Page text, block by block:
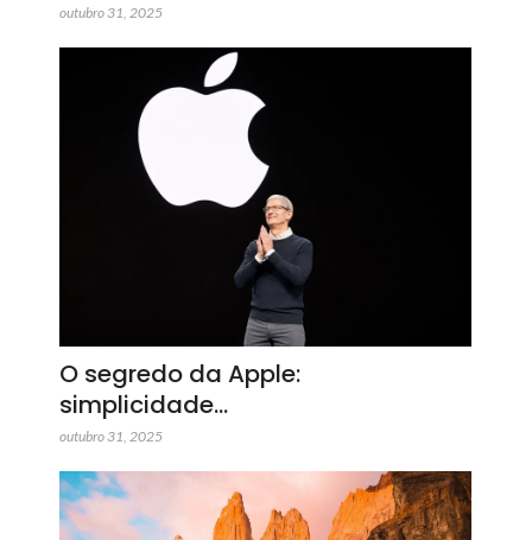
outubro 31, 2025
O segredo da Apple:
simplicidade…
outubro 31, 2025